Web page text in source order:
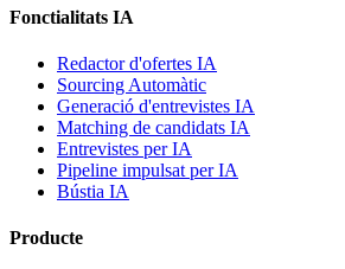
Fonctialitats IA
Redactor d'ofertes IA
Sourcing Automàtic
Generació d'entrevistes IA
Matching de candidats IA
Entrevistes per IA
Pipeline impulsat per IA
Bústia IA
Producte